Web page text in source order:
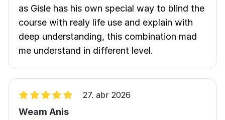
as Gisle has his own special way to blind the
course with realy life use and explain with
deep understanding, this combination mad
me understand in different level.
27. abr 2026
Weam Anis